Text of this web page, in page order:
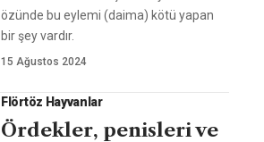
özünde bu eylemi (daima) kötü yapan
bir şey vardır.
15 Ağustos 2024
Flörtöz Hayvanlar
Ördekler, penisleri ve